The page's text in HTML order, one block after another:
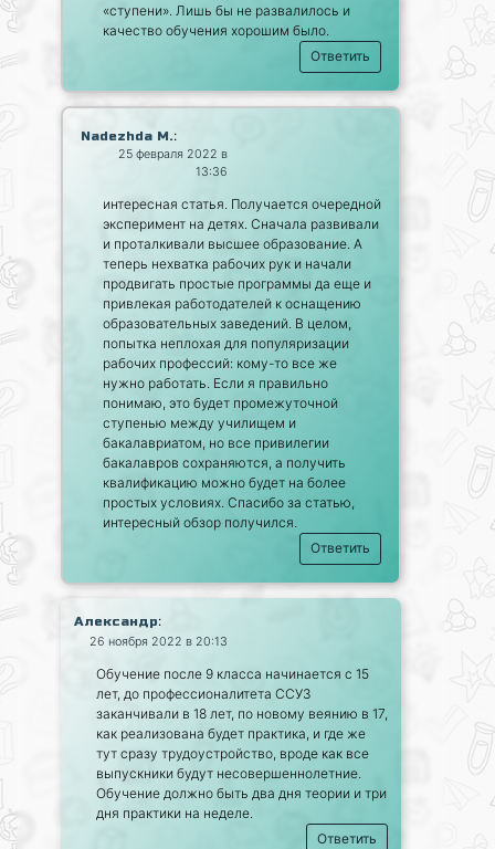
«ступени». Лишь бы не развалилось и
качество обучения хорошим было.
Ответить
Nadezhda M.:
25 февраля 2022 в
13:36
интересная статья. Получается очередной
эксперимент на детях. Сначала развивали
и проталкивали высшее образование. А
теперь нехватка рабочих рук и начали
продвигать простые программы да еще и
привлекая работодателей к оснащению
образовательных заведений. В целом,
попытка неплохая для популяризации
рабочих профессий: кому-то все же
нужно работать. Если я правильно
понимаю, это будет промежуточной
ступенью между училищем и
бакалавриатом, но все привилегии
бакалавров сохраняются, а получить
квалификацию можно будет на более
простых условиях. Спасибо за статью,
интересный обзор получился.
Ответить
Александр:
26 ноября 2022 в 20:13
Обучение после 9 класса начинается с 15
лет, до профессионалитета ССУЗ
заканчивали в 18 лет, по новому веянию в 17,
как реализована будет практика, и где же
тут сразу трудоустройство, вроде как все
выпускники будут несовершеннолетние.
Обучение должно быть два дня теории и три
дня практики на неделе.
Ответить